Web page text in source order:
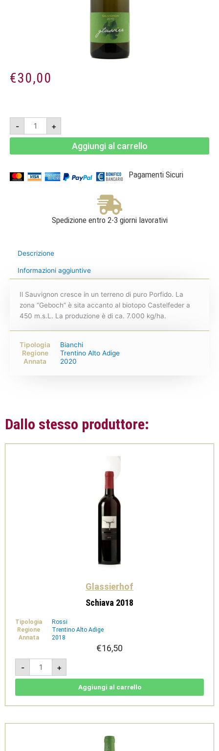
€30,00
-
Sauvignon
2020
-
Glassierhof
+
Aggiungi al carrello
Pagamenti Sicuri
Spedizione entro 2-3 giorni lavorativi
Descrizione
Informazioni aggiuntive
Il Sauvignon cresce in un terreno di puro Porfido. La
zona “Geboch” è sita accanto al biotopo Castelfeder a
450 m.s.L. La produzione è di ca. 7.000 kg/ha.
Tipologia
Bianchi
Regione
Trentino Alto Adige
Annata
2020
Dallo stesso produttore:
Glassierhof
Schiava 2018
Tipologia
Rossi
Regione
Trentino Alto Adige
Annata
2018
€16,50
-
Schiava
2018
quantità
+
Aggiungi al carrello